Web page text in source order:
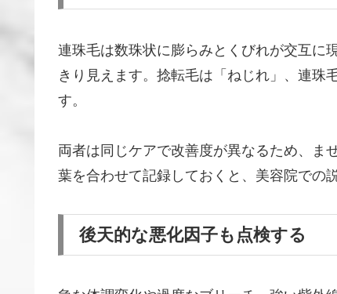
連珠毛は数珠状に膨らみとくびれが交互に
きり見えます。捻転毛は「ねじれ」、連珠
す。
両者は同じケアで改善度が異なるため、ま
葉を合わせて記録しておくと、美容院での
後天的な悪化因子も点検する